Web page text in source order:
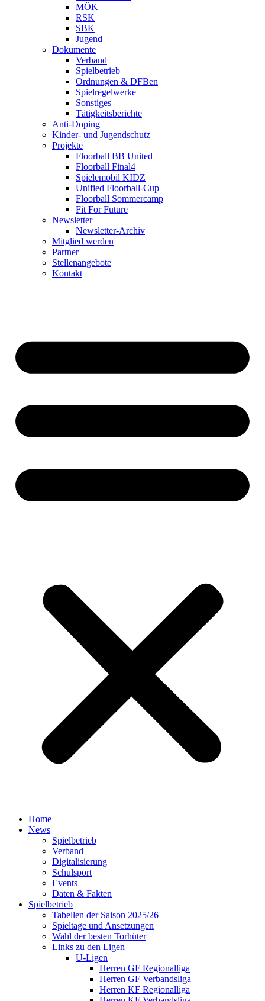
MÖK
RSK
SBK
Jugend
Dokumente
Verband
Spielbetrieb
Ordnungen & DFBen
Spielregelwerke
Sonstiges
Tätigkeitsberichte
Anti-Doping
Kinder- und Jugendschutz
Projekte
Floorball BB United
Floorball Final4
Spielemobil KIDZ
Unified Floorball-Cup
Floorball Sommercamp
Fit For Future
Newsletter
Newsletter-Archiv
Mitglied werden
Partner
Stellenangebote
Kontakt
Home
News
Spielbetrieb
Verband
Digitalisierung
Schulsport
Events
Daten & Fakten
Spielbetrieb
Tabellen der Saison 2025/26
Spieltage und Ansetzungen
Wahl der besten Torhüter
Links zu den Ligen
U-Ligen
Herren GF Regionalliga
Herren GF Verbandsliga
Herren KF Regionalliga